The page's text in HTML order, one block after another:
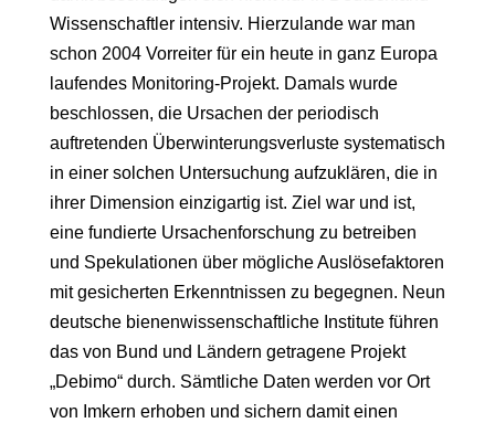
Wissenschaftler intensiv. Hierzulande war man
schon 2004 Vorreiter für ein heute in ganz Europa
laufendes Monitoring-Projekt. Damals wurde
beschlossen, die Ursachen der periodisch
auftretenden Überwinterungsverluste systematisch
in einer solchen Untersuchung aufzuklären, die in
ihrer Dimension einzigartig ist. Ziel war und ist,
eine fundierte Ursachenforschung zu betreiben
und Spekulationen über mögliche Auslösefaktoren
mit gesicherten Erkenntnissen zu begegnen. Neun
deutsche bienenwissenschaftliche Institute führen
das von Bund und Ländern getragene Projekt
„Debimo“ durch. Sämtliche Daten werden vor Ort
von Imkern erhoben und sichern damit einen